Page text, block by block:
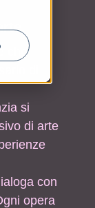
che
si
di arte
con
opera